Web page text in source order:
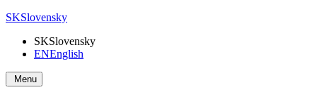
SKSlovensky
SKSlovensky
ENEnglish
Menu